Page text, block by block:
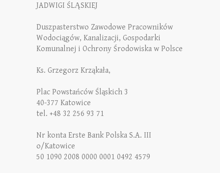
JADWIGI ŚLĄSKIEJ
Duszpasterstwo Zawodowe Pracowników
Wodociągów, Kanalizacji, Gospodarki
Komunalnej i Ochrony Środowiska w Polsce
Ks. Grzegorz Krząkała,
Plac Powstańców Śląskich 3
40-377 Katowice
tel. +48 32 256 93 71
Nr konta Erste Bank Polska S.A. III
o/Katowice
50 1090 2008 0000 0001 0492 4579